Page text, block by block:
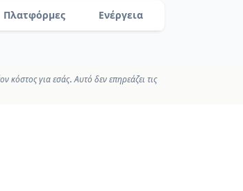
Πλατφόρμες Ενέργεια
κόστος για εσάς. Αυτό δεν επηρεάζει τις